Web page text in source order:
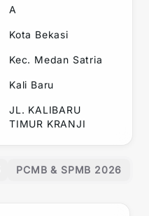
A
Kota Bekasi
Kec. Medan Satria
Kali Baru
JL. KALIBARU
TIMUR KRANJI
PCMB & SPMB 2026